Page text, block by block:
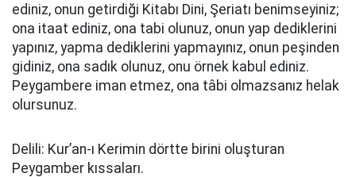
ediniz, onun getirdiği Kitabı Dini, Şeriatı benimseyiniz;
ona itaat ediniz, ona tabi olunuz, onun yap dediklerini
yapınız, yapma dediklerini yapmayınız, onun peşinden
gidiniz, ona sadık olunuz, onu örnek kabul ediniz.
Peygambere iman etmez, ona tâbi olmazsanız helak
olursunuz.
Delili: Kur’an-ı Kerimin dörtte birini oluşturan
Peygamber kıssaları.